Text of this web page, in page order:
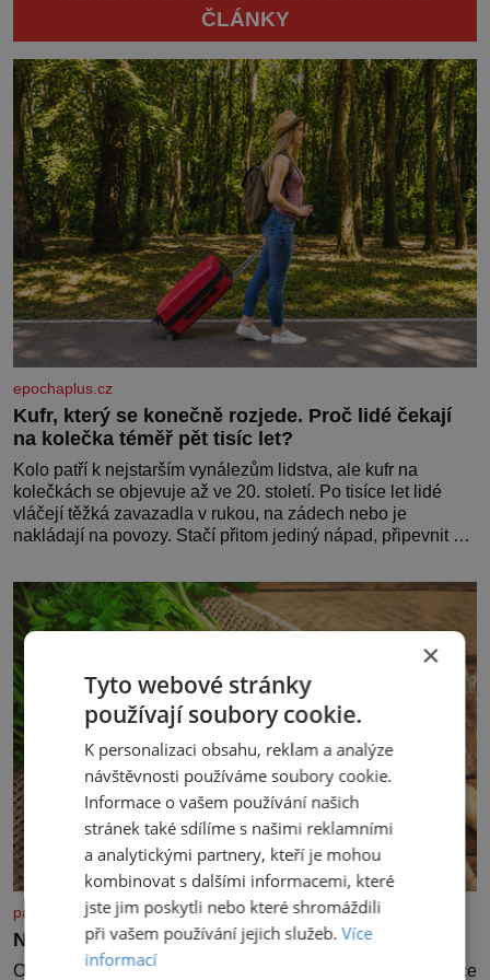
ČLÁNKY
epochaplus.cz
Kufr, který se konečně rozjede. Proč lidé čekají
na kolečka téměř pět tisíc let?
Kolo patří k nejstarším vynálezům lidstva, ale kufr na
kolečkách se objevuje až ve 20. století. Po tisíce let lidé
vláčejí těžká zavazadla v rukou, na zádech nebo je
nakládají na povozy. Stačí přitom jediný nápad, připevnit ke
jednou se na letišti ozve věta, která změní
panidomu.cz
Nezapomínejte na petržel
Obsahuje totiž spoustu zdraví prospěšných látek, a dokonce
×
Tyto webové stránky
používají soubory cookie.
K personalizaci obsahu, reklam a analýze
návštěvnosti používáme soubory cookie.
Informace o vašem používání našich
stránek také sdílíme s našimi reklamními
a analytickými partnery, kteří je mohou
kombinovat s dalšími informacemi, které
jste jim poskytli nebo které shromáždili
při vašem používání jejich služeb.Více
informací